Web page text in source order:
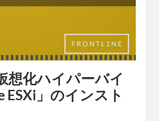
想化ハイパーバイ
ESXi」のインスト